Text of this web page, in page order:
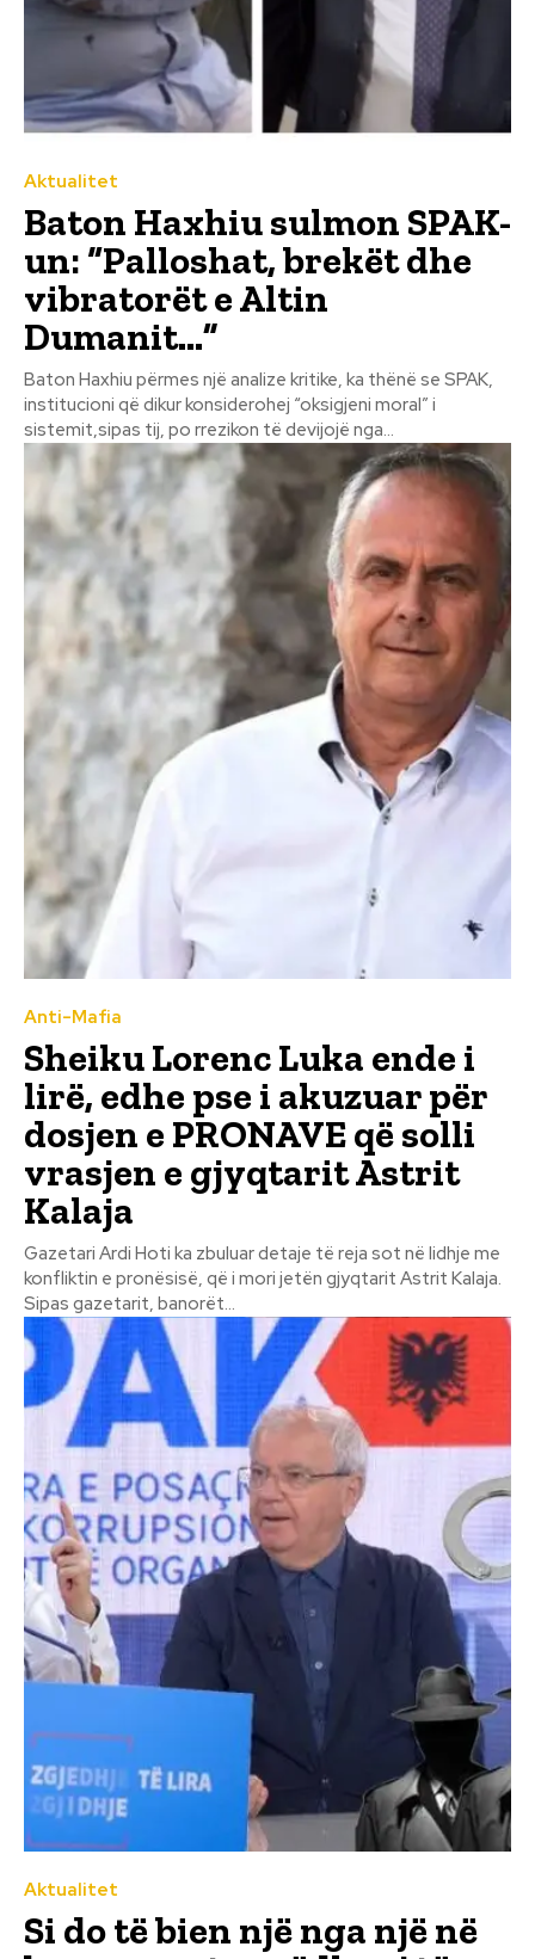
Aktualitet
Baton Haxhiu sulmon SPAK-
un: “Palloshat, brekët dhe
vibratorët e Altin
Dumanit…”
Baton Haxhiu përmes një analize kritike, ka thënë se SPAK,
institucioni që dikur konsiderohej “oksigjeni moral” i
sistemit,sipas tij, po rrezikon të devijojë nga...
Anti-Mafia
Sheiku Lorenc Luka ende i
lirë, edhe pse i akuzuar për
dosjen e PRONAVE që solli
vrasjen e gjyqtarit Astrit
Kalaja
Gazetari Ardi Hoti ka zbuluar detaje të reja sot në lidhje me
konfliktin e pronësisë, që i mori jetën gjyqtarit Astrit Kalaja.
Sipas gazetarit, banorët...
Aktualitet
Si do të bien një nga një në